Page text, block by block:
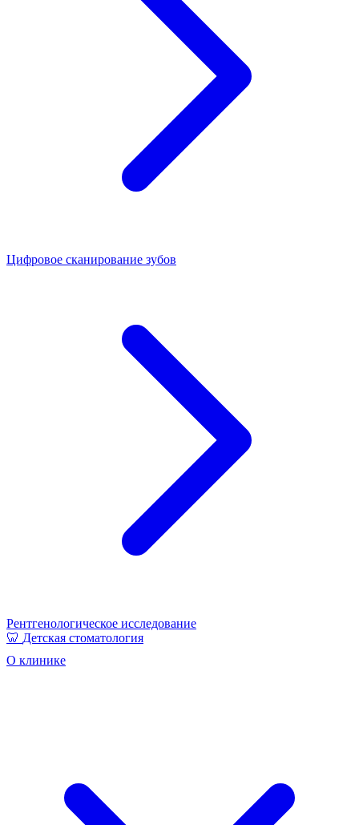
Цифровое сканирование зубов
Рентгенологическое исследование
🦷 Детская стоматология
О клинике